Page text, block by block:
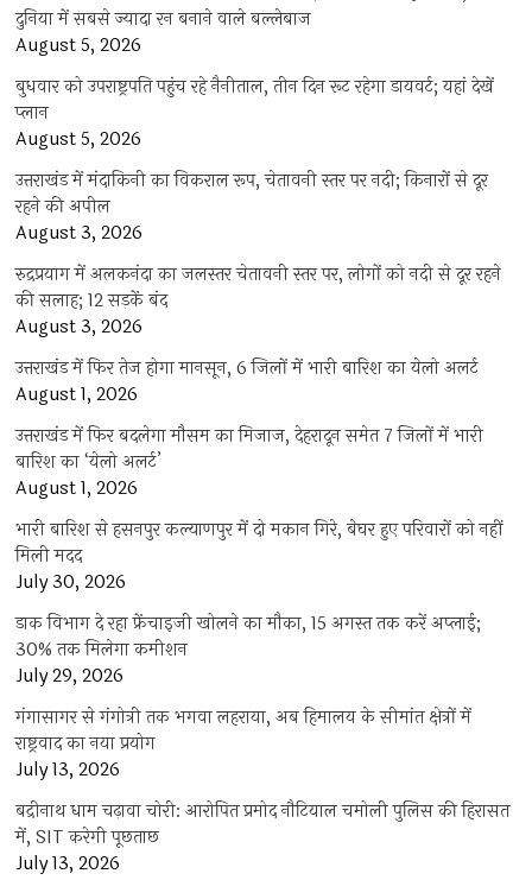
दुनिया में सबसे ज्यादा रन बनाने वाले बल्लेबाज
August 5, 2026
बुधवार को उपराष्ट्रपति पहुंच रहे नैनीताल, तीन दिन रूट रहेगा डायवर्ट; यहां देखें
प्‍लान
August 5, 2026
उत्तराखंड में मंदाकिनी का विकराल रूप, चेतावनी स्तर पर नदी; किनारों से दूर
रहने की अपील
August 3, 2026
रुद्रप्रयाग में अलकनंदा का जलस्तर चेतावनी स्तर पर, लोगों को नदी से दूर रहने
की सलाह; 12 सड़कें बंद
August 3, 2026
उत्तराखंड में फिर तेज होगा मानसून, 6 जिलों में भारी बारिश का येलो अलर्ट
August 1, 2026
उत्तराखंड में फिर बदलेगा मौसम का मिजाज, देहरादून समेत 7 जिलों में भारी
बारिश का ‘येलो अलर्ट’
August 1, 2026
भारी बारिश से हसनपुर कल्याणपुर में दो मकान गिरे, बेघर हुए परिवारों को नहीं
मिली मदद
July 30, 2026
डाक विभाग दे रहा फ्रेंचाइजी खोलने का मौका, 15 अगस्त तक करें अप्लाई;
30% तक मिलेगा कमीशन
July 29, 2026
गंगासागर से गंगोत्री तक भगवा लहराया, अब हिमालय के सीमांत क्षेत्रों में
राष्ट्रवाद का नया प्रयोग
July 13, 2026
बद्रीनाथ धाम चढ़ावा चोरी: आरोपित प्रमोद नौटियाल चमोली पुलिस की हिरासत
में, SIT करेगी पूछताछ
July 13, 2026